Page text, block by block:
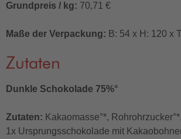
Grundpreis / kg: 70,71 €
Maße der Verpackung: B: 54 x H: 120 x
Zutaten
Dunkle Schokolade 75%°
Zutaten: Kakaomasse°*,
1x Ursprungsschokolade mit